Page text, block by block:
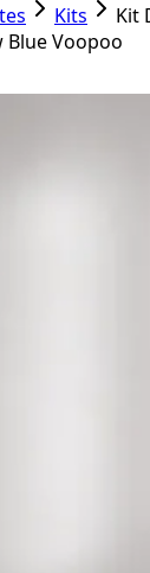
Kits
Kit
Blue Voopoo